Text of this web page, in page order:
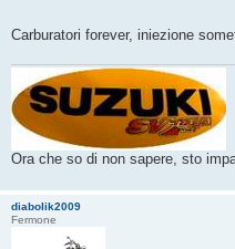
Carburatori forever, iniezione
Ora che so di non sapere, sto
diabolik2009
Fermone